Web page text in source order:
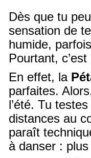
Dès que tu
sensation de
humide,
Pourtant,
En effet, la
parfaites.
l’été. Tu
distances au
paraît
à danser :